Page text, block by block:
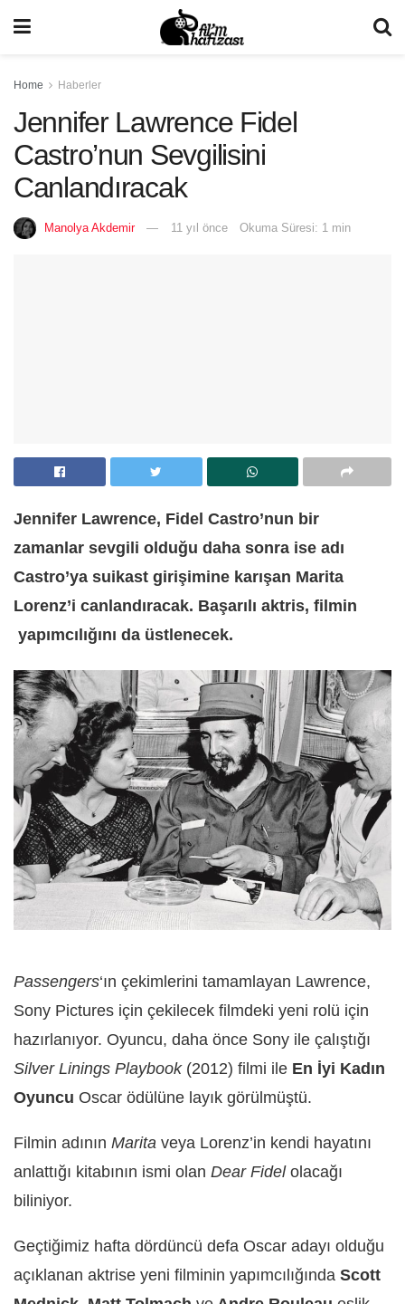
Home Haberler
Jennifer Lawrence Fidel
Castro’nun Sevgilisini
Canlandıracak
Manolya Akdemir 11 yıl önce Okuma Süresi: 1 min
Jennifer Lawrence, Fidel Castro’nun bir
zamanlar sevgili olduğu daha sonra ise adı
Castro’ya suikast girişimine karışan Marita
Lorenz’i canlandıracak. Başarılı aktris, filmin
yapımcılığını da üstlenecek.
Passengers‘ın çekimlerini tamamlayan Lawrence,
Sony Pictures için çekilecek filmdeki yeni rolü için
hazırlanıyor. Oyuncu, daha önce Sony ile çalıştığı
Silver Linings Playbook (2012) filmi ile En İyi Kadın
Oyuncu Oscar ödülüne layık görülmüştü.
Filmin adının Marita veya Lorenz’in kendi hayatını
anlattığı kitabının ismi olan Dear Fidelolacağı
biliniyor.
Geçtiğimiz hafta dördüncü defa Oscar adayı olduğu
açıklanan aktrise yeni filminin yapımcılığında Scott